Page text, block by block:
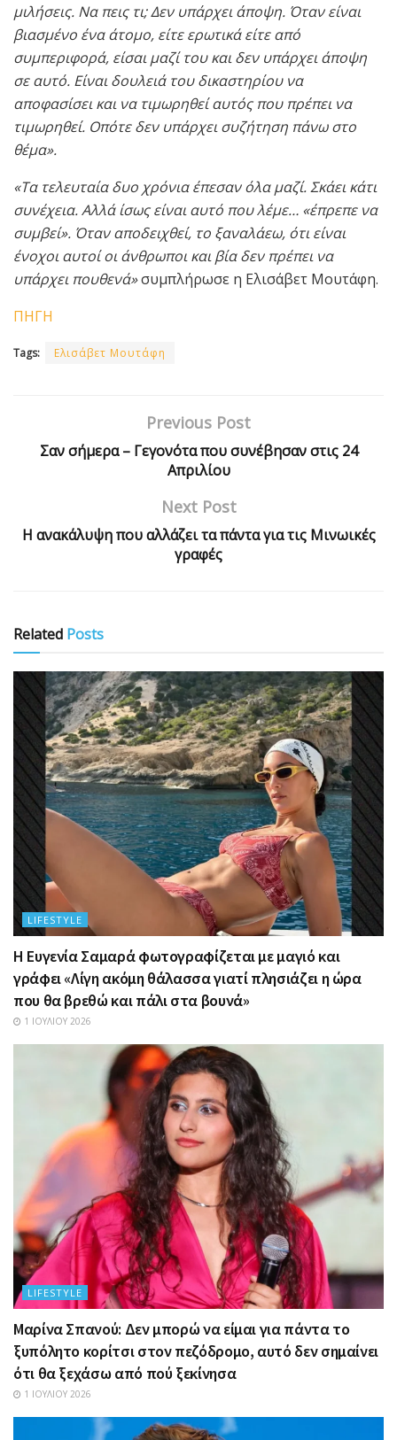
μιλήσεις. Να πεις τι; Δεν υπάρχει άποψη. Όταν είναι
βιασμένο ένα άτομο, είτε ερωτικά είτε από
συμπεριφορά, είσαι μαζί του και δεν υπάρχει άποψη
σε αυτό. Είναι δουλειά του δικαστηρίου να
αποφασίσει και να τιμωρηθεί αυτός που πρέπει να
τιμωρηθεί. Οπότε δεν υπάρχει συζήτηση πάνω στο
θέμα».
«Τα τελευταία δυο χρόνια έπεσαν όλα μαζί. Σκάει κάτι
συνέχεια. Αλλά ίσως είναι αυτό που λέμε… «έπρεπε να
συμβεί». Όταν αποδειχθεί, το ξαναλάεω, ότι είναι
ένοχοι αυτοί οι άνθρωποι και βία δεν πρέπει να
υπάρχει πουθενά»συμπλήρωσε η Ελισάβετ Μουτάφη.
ΠΗΓΗ
Tags: Ελισάβετ Μουτάφη
Previous Post
Σαν σήμερα – Γεγονότα που συνέβησαν στις 24
Απριλίου
Next Post
Η ανακάλυψη που αλλάζει τα πάντα για τις Μινωικές
γραφές
Related Posts
LIFESTYLE
Η Ευγενία Σαμαρά φωτογραφίζεται με μαγιό και
γράφει «Λίγη ακόμη θάλασσα γιατί πλησιάζει η ώρα
που θα βρεθώ και πάλι στα βουνά»
1 ΙΟΥΛΊΟΥ 2026
LIFESTYLE
Μαρίνα Σπανού: Δεν μπορώ να είμαι για πάντα το
ξυπόλητο κορίτσι στον πεζόδρομο, αυτό δεν σημαίνει
ότι θα ξεχάσω από πού ξεκίνησα
1 ΙΟΥΛΊΟΥ 2026